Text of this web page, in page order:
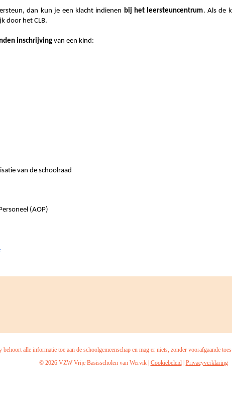
dan kun je een klacht indienen bij het leersteuncentrum. Als de
door het CLB.
inschrijving van een kind:
van de schoolraad
(AOP)
behoort alle informatie toe aan de schoolgemeenschap en mag er niets, zonder voorafgaande
© 2026 VZW Vrije Basisscholen van Wervik | Cookiebeleid| Privacyverklaring